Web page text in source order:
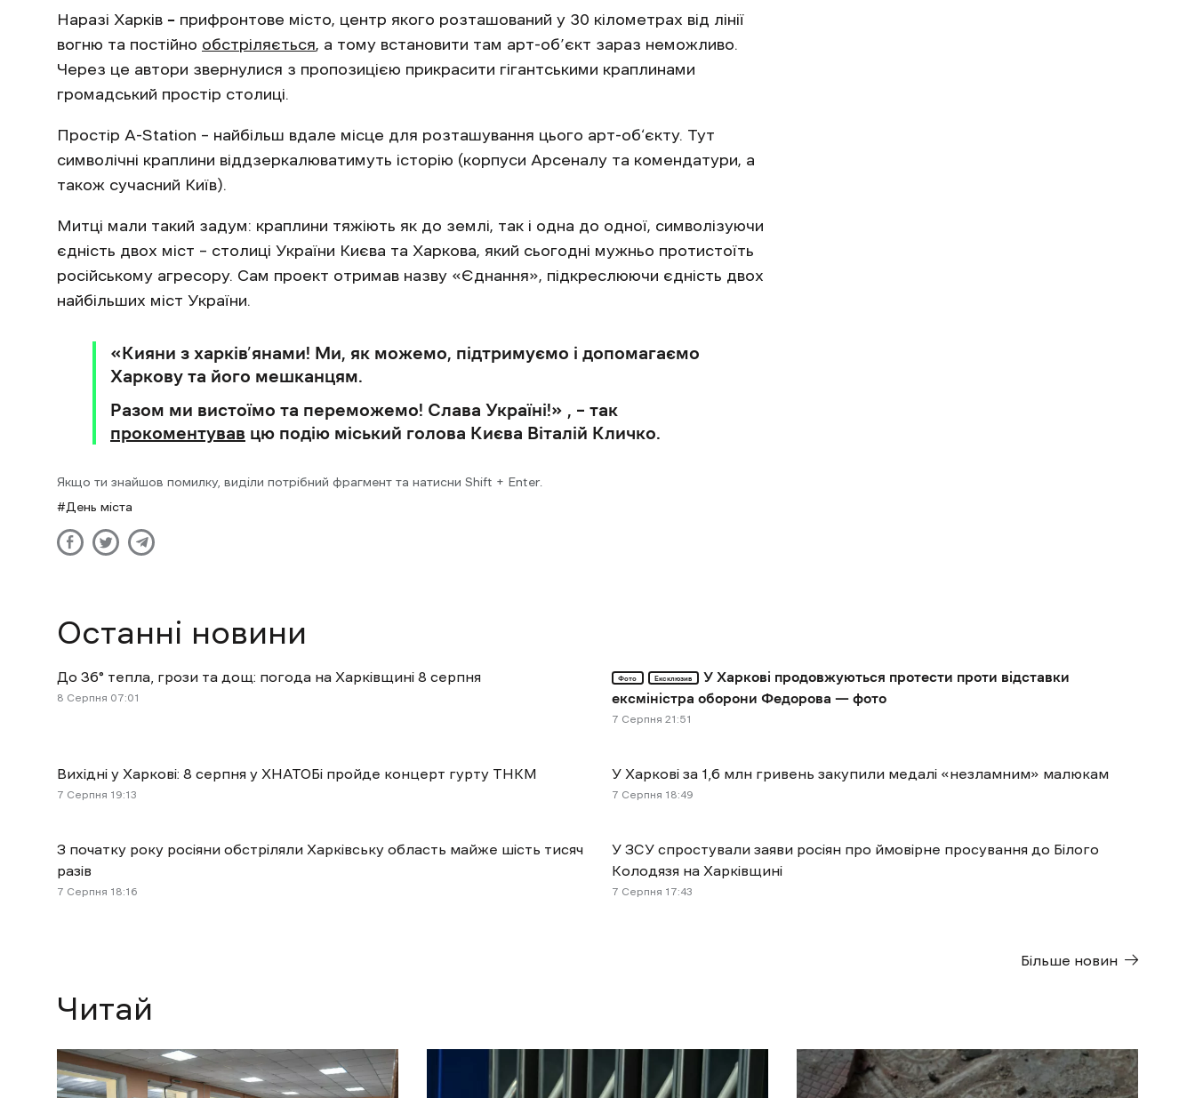
Наразі Харків – прифронтове місто, центр якого розташований у 30 кілометрах від лінії
вогню та постійно обстріляється, а тому встановити там арт-об’єкт зараз неможливо.
Через це автори звернулися з пропозицією прикрасити гігантськими краплинами
громадський простір столиці.
Простір A-Station – найбільш вдале місце для розташування цього арт-об‘єкту. Тут
символічні краплини віддзеркалюватимуть історію (корпуси Арсеналу та комендатури, а
також сучасний Київ).
Митці мали такий задум: краплини тяжіють як до землі, так і одна до одної, символізуючи
єдність двох міст – столиці України Києва та Харкова, який сьогодні мужньо протистоїть
російському агресору. Сам проект отримав назву «Єднання», підкреслюючи єдність двох
найбільших міст України.
«Кияни з харків’янами! Ми, як можемо, підтримуємо і допомагаємо
Харкову та його мешканцям.
Разом ми вистоїмо та переможемо! Слава Україні!» , – так
прокоментував цю подію міський голова Києва Віталій Кличко.
Якщо ти знайшов помилку, виділи потрібний фрагмент та натисни Shift + Enter.
День міста
Останні новини
До 36° тепла, грози та дощ: погода на Харківщині 8 серпня
8 Cерпня 07:01
Фото Ексклюзив
У Харкові продовжуються протести проти відставки
ексміністра оборони Федорова — фото
7 Cерпня 21:51
Вихідні у Харкові: 8 серпня у ХНАТОБі пройде концерт гурту ТНКМ
7 Cерпня 19:13
У Харкові за 1,6 млн гривень закупили медалі «незламним» малюкам
7 Cерпня 18:49
З початку року росіяни обстріляли Харківську область майже шість тисяч
разів
7 Cерпня 18:16
У ЗСУ спростували заяви росіян про ймовірне просування до Білого
Колодязя на Харківщині
7 Cерпня 17:43
Більше новин
Читай